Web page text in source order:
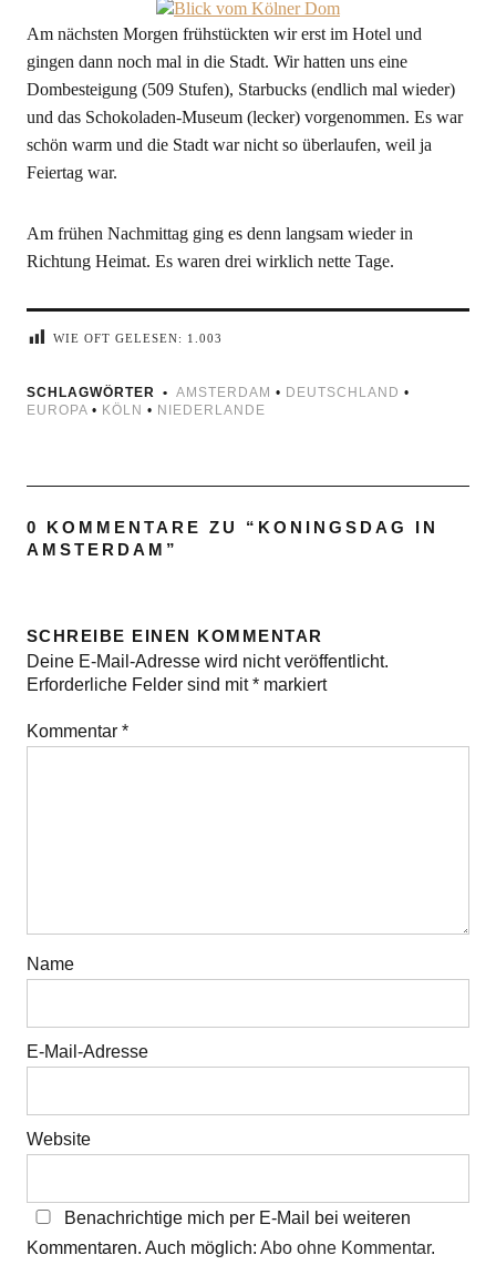
Am nächsten Morgen frühstückten wir erst im Hotel und
gingen dann noch mal in die Stadt. Wir hatten uns eine
Dombesteigung (509 Stufen), Starbucks (endlich mal wieder)
und das Schokoladen-Museum (lecker) vorgenommen. Es war
schön warm und die Stadt war nicht so überlaufen, weil ja
Feiertag war.
Am frühen Nachmittag ging es denn langsam wieder in
Richtung Heimat. Es waren drei wirklich nette Tage.
WIE OFT GELESEN: 1.003
SCHLAGWÖRTER AMSTERDAM • DEUTSCHLAND •
EUROPA• KÖLN • NIEDERLANDE
0 KOMMENTARE ZU “ KONINGSDAG IN
AMSTERDAM ”
SCHREIBE EINEN KOMMENTAR
Deine E-Mail-Adresse wird nicht veröffentlicht.
Erforderliche Felder sind mit*markiert
Kommentar *
Name
E-Mail-Adresse
Website
Benachrichtige mich per E-Mail bei weiteren
Kommentaren. Auch möglich: Abo ohne Kommentar.